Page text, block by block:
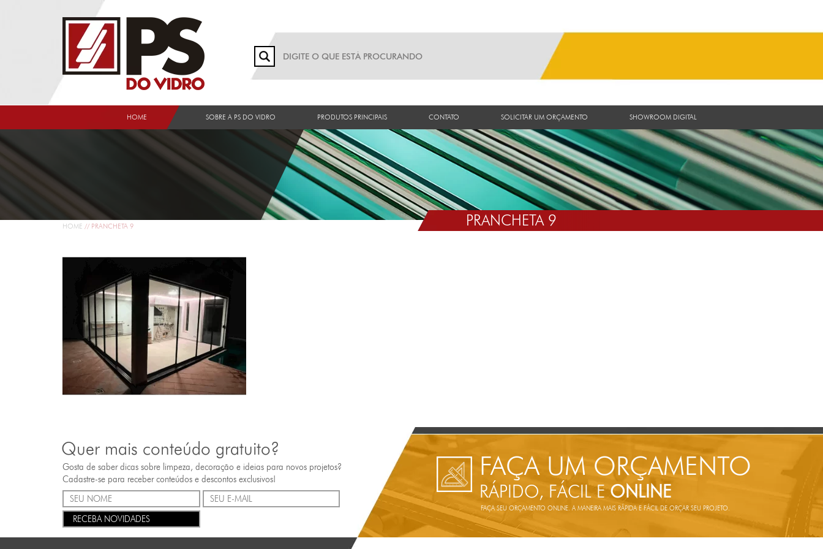
HOME SOBRE A PS DO VIDRO PRODUTOS PRINCIPAIS CONTATO SOLICITAR UM ORÇAMENTO SHOWROOM DIGITAL
PRANCHETA 9
HOME // PRANCHETA 9
Quer mais conteúdo gratuito?
Gosta de saber dicas sobre limpeza, decoração e ideias para novos projetos?
Cadastre-se para receber conteúdos e descontos exclusivos!
RECEBA NOVIDADES
FAÇA UM ORÇAMENTO
RÁPIDO, FÁCIL EONLINE
FAÇA SEU ORÇAMENTO ONLINE. A MANEIRA MAIS RÁPIDA E FÁCIL DE ORÇAR SEU PROJETO.